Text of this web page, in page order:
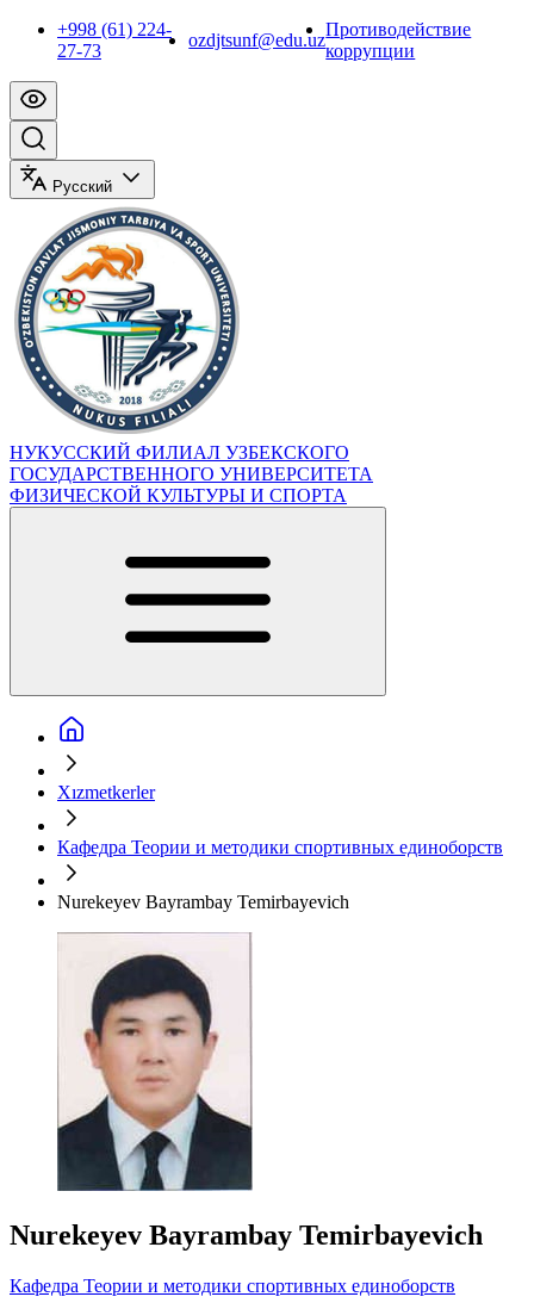
+998 (61) 224-
27-73
ozdjtsunf@edu.uz
Противодействие
коррупции
Русский
НУКУССКИЙ ФИЛИАЛ УЗБЕКСКОГО
ГОСУДАРСТВЕННОГО УНИВЕРСИТЕТА
ФИЗИЧЕСКОЙ КУЛЬТУРЫ И СПОРТА
Xızmetkerler
Кафедра Теории и методики спортивных единоборств
Nurekeyev Bayrambay Temirbayevich
Nurekeyev Bayrambay Temirbayevich
Кафедра Теории и методики спортивных единоборств